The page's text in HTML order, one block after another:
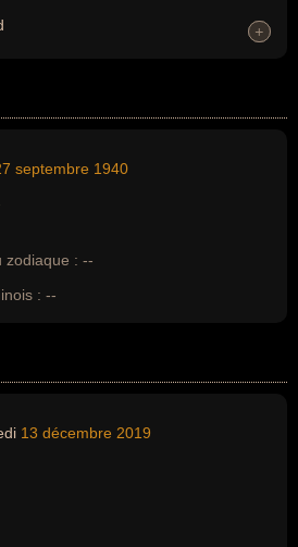
+
+
septembre 1940
zodiaque : --
: --
13 décembre 2019